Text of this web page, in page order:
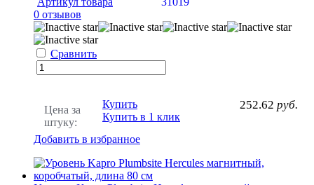
0 отзывов
Сравнить
Цена за
штуку:
252.62 руб.
Купить
Купить в 1 клик
Добавить в избранное